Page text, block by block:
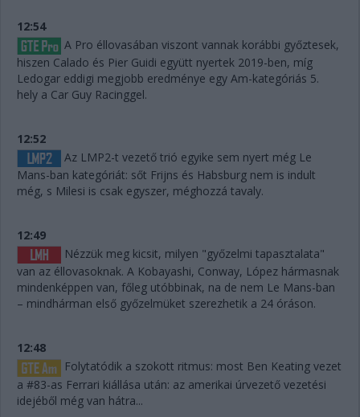
12:54
A Pro éllovasában viszont vannak korábbi győztesek,
hiszen Calado és Pier Guidi együtt nyertek 2019-ben, míg
Ledogar eddigi megjobb eredménye egy Am-kategóriás 5.
hely a Car Guy Racinggel.
12:52
Az LMP2-t vezető trió egyike sem nyert még Le
Mans-ban kategóriát: sőt Frijns és Habsburg nem is indult
még, s Milesi is csak egyszer, méghozzá tavaly.
12:49
Nézzük meg kicsit, milyen "győzelmi tapasztalata"
van az éllovasoknak. A Kobayashi, Conway, López hármasnak
mindenképpen van, főleg utóbbinak, na de nem Le Mans-ban
– mindhárman első győzelmüket szerezhetik a 24 óráson.
12:48
Folytatódik a szokott ritmus: most Ben Keating vezet
a #83-as Ferrari kiállása után: az amerikai úrvezető vezetési
idejéből még van hátra...